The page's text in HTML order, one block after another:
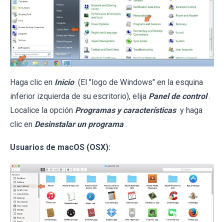
Haga clic en Inicio (El "logo de Windows" en la esquina
inferior izquierda de su escritorio), elija Panel de control .
Localice la opción Programas y características y haga
clic en Desinstalar un programa .
Usuarios de macOS (OSX):